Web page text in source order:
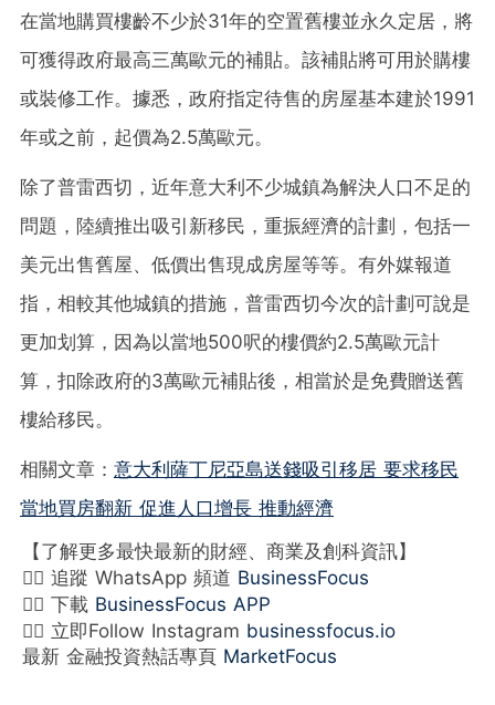
在當地購買樓齡不少於31年的空置舊樓並永久定居，將
可獲得政府最高三萬歐元的補貼。該補貼將可用於購樓
或裝修工作。據悉，政府指定待售的房屋基本建於1991
年或之前，起價為2.5萬歐元。
除了普雷西切，近年意大利不少城鎮為解決人口不足的
問題，陸續推出吸引新移民，重振經濟的計劃，包括一
美元出售舊屋、低價出售現成房屋等等。有外媒報道
指，相較其他城鎮的措施，普雷西切今次的計劃可說是
更加划算，因為以當地500呎的樓價約2.5萬歐元計
算，扣除政府的3萬歐元補貼後，相當於是免費贈送舊
樓給移民。
相關文章： 意大利薩丁尼亞島送錢吸引移居 要求移民
當地買房翻新 促進人口增長 推動經濟
【了解更多最快最新的財經、商業及創科資訊】
👉🏻 追蹤 WhatsApp 頻道 BusinessFocus
👉🏻 下載 BusinessFocus APP
👉🏻 立即Follow Instagram businessfocus.io
最新 金融投資熱話專頁 MarketFocus